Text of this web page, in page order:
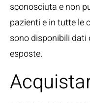
sconosciuta e non
pazienti e in tutte le
sono disponibili
esposte.